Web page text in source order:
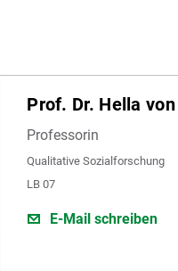
Prof. Dr. Hella
Professorin
Qualitative Sozialforschung
LB 07
E-Mail schreiben